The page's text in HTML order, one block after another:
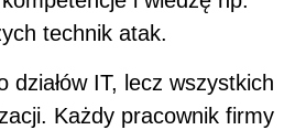
technik atak.
działów IT, lecz wszystkich
Każdy pracownik firmy